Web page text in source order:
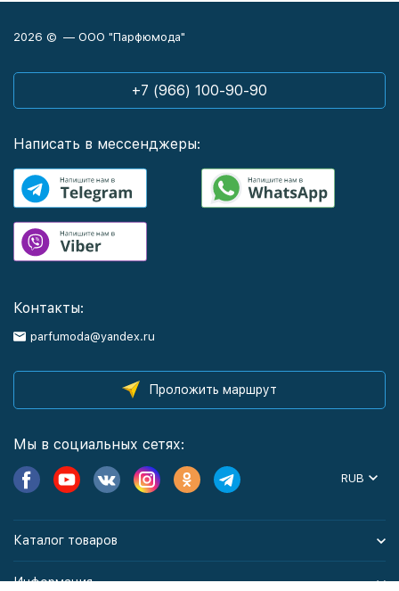
2026 © — ООО "Парфюмода"
+7 (966) 100-90-90
Написать в мессенджеры:
Контакты:
parfumoda@yandex.ru
Проложить маршрут
Мы в социальных сетях:
RUB
Каталог товаров
Информация